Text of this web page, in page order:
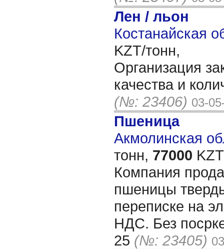
Лен / льон
Костанайская
KZT/тонн,
Организация
качества и
(№: 23406) 03-
Пшеница
Акмолинская
тонн, 77000
Компания
пшеницы
переписке на
НДС. Без
25 (№: 23405)